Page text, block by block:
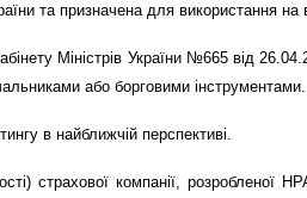
та призначена для використання
Міністрів України №665 від
або борговими інструментами.
в найближчій перспективі.
страхової компанії,